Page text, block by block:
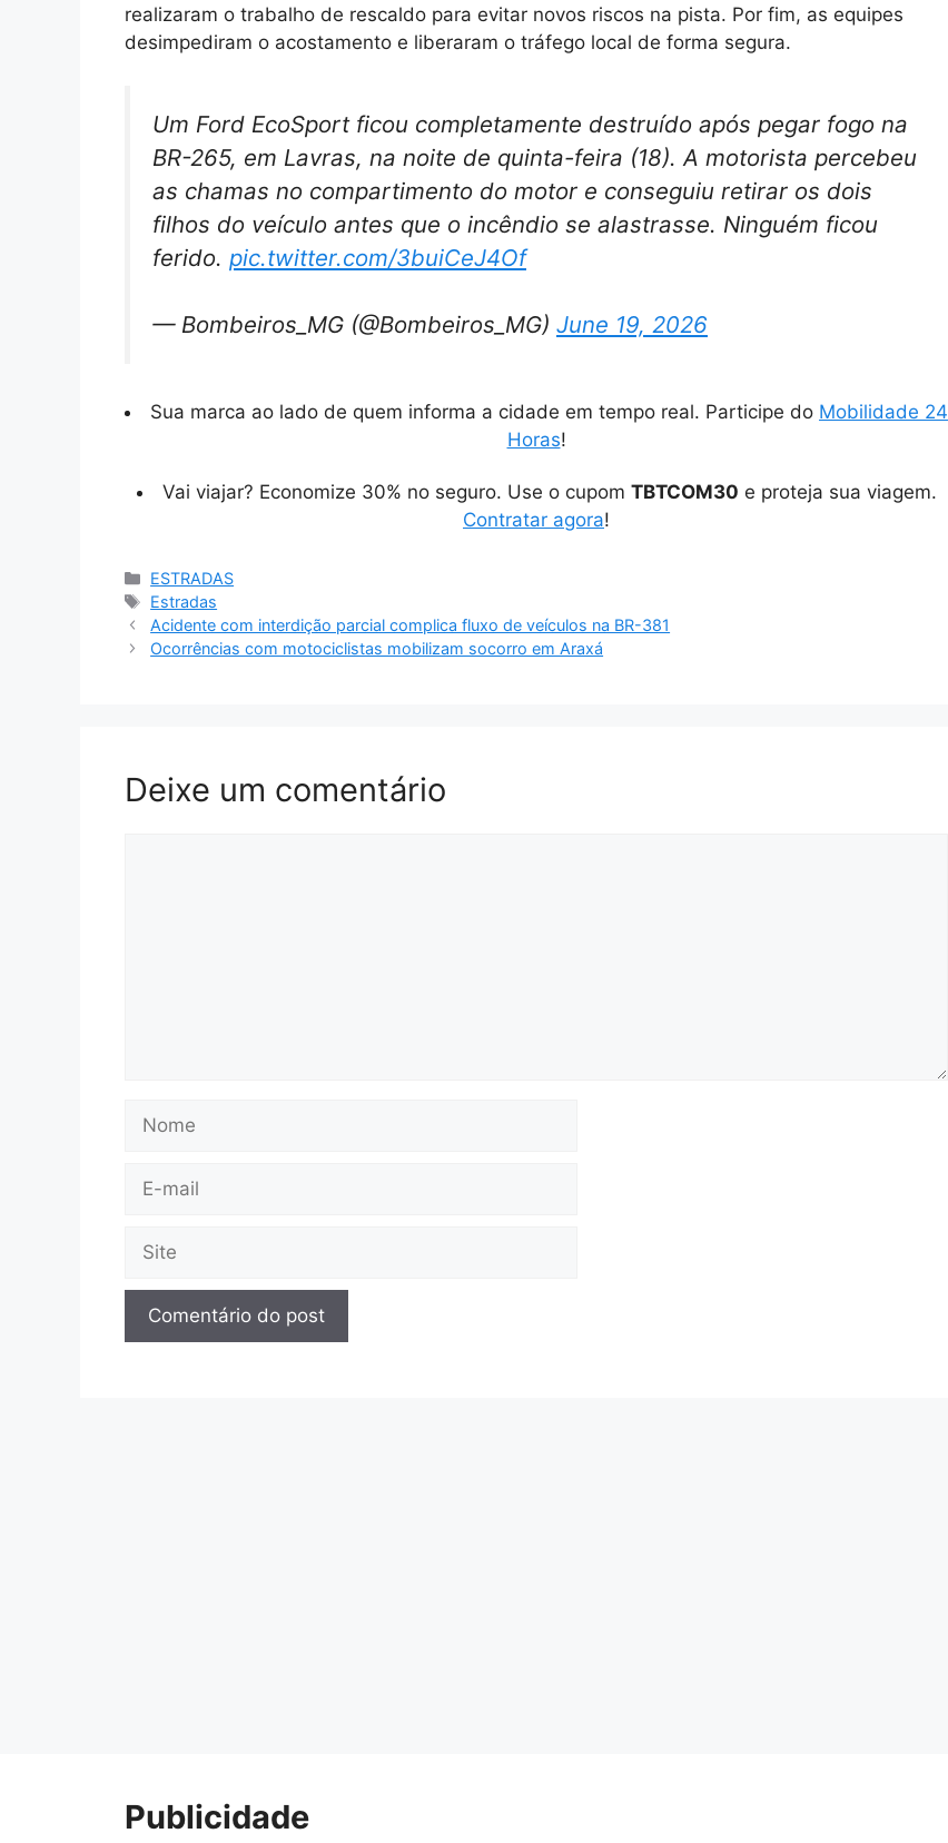
realizaram o trabalho de rescaldo para evitar novos riscos na pista. Por fim, as equipes
desimpediram o acostamento e liberaram o tráfego local de forma segura.
Um Ford EcoSport ficou completamente destruído após pegar fogo na
BR-265, em Lavras, na noite de quinta-feira (18). A motorista percebeu
as chamas no compartimento do motor e conseguiu retirar os dois
filhos do veículo antes que o incêndio se alastrasse. Ninguém ficou
ferido. pic.twitter.com/3buiCeJ4Of
— Bombeiros_MG (@Bombeiros_MG) June 19, 2026
Sua marca ao lado de quem informa a cidade em tempo real. Participe do Mobilidade 24
Horas!
Vai viajar? Economize 30% no seguro. Use o cupom TBTCOM30 e proteja sua viagem.
Contratar agora!
Categorias
ESTRADAS
Tags
Estradas
Acidente com interdição parcial complica fluxo de veículos na BR-381
Ocorrências com motociclistas mobilizam socorro em Araxá
Deixe um comentário
mail
Publicidade